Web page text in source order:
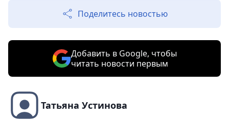
Поделитесь новостью
Добавить в Google, чтобы
читать новости первым
Татьяна Устинова